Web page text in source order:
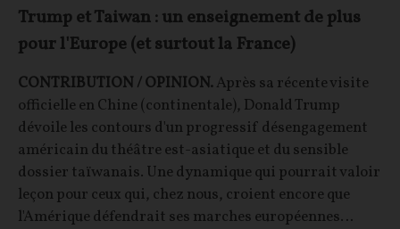
Trump et Taiwan : un enseignement de plus
pour l'Europe (et surtout la France)
CONTRIBUTION / OPINION.Après sa récente visite
officielle en Chine (continentale), Donald Trump
dévoile les contours d'un progressif désengagement
américain du théâtre est-asiatique et du sensible
dossier taïwanais. Une dynamique qui pourrait valoir
leçon pour ceux qui, chez nous, croient encore que
l'Amérique défendrait ses marches européennes…